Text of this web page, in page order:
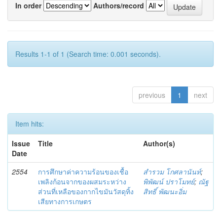
In order
Authors/record
Results 1-1 of 1 (Search time: 0.001 seconds).
previous 1 next
Item hits:
Issue
Date
Title Author(s)
2554
การศึกษาค่าความร้อนของเชื้อ
เพลิงก้อนจากของผสมระหว่าง
ส่วนที่เหลือของกากไขมันวัสดุทิ้ง
เสียทางการเกษตร
สำรวม โกศลานันท์;
พิพัฒน์ ปราโมทย์; ณัฐ
สิทธิ์ พัฒนะอิ่ม